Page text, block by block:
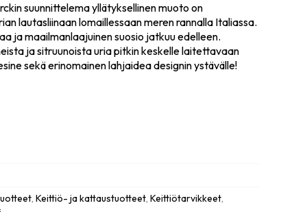
suunnittelema yllätyksellinen muoto on
lautasliinaan lomaillessaan meren rannalla Italiassa.
ja maailmanlaajuinen suosio jatkuu edelleen.
ja sitruunoista uria pitkin keskelle laitettavaan
sekä erinomainen lahjaidea designin ystävälle!
,Keittiö- ja kattaustuotteet,Keittiötarvikkeet,